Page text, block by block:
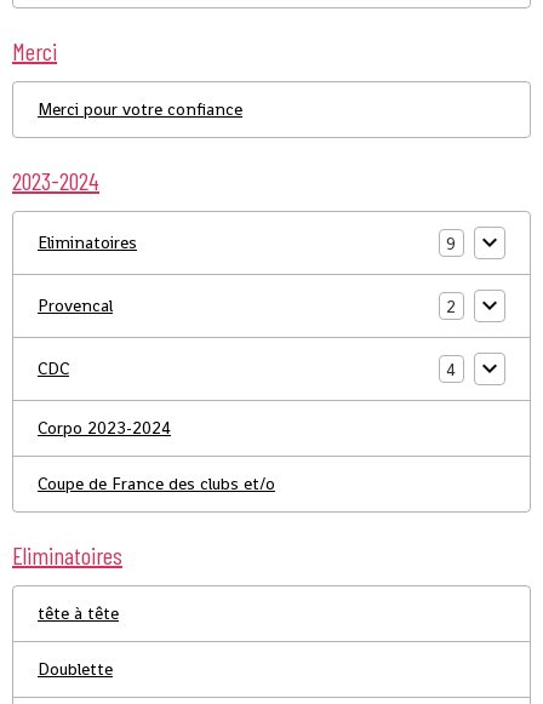
Merci
Merci pour votre confiance
2023-2024
Eliminatoires 9
Provencal 2
CDC 4
Corpo 2023-2024
Coupe de France des clubs et/o
Eliminatoires
tête à tête
Doublette